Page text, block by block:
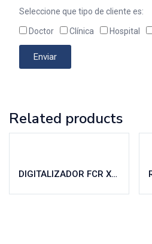
Seleccione que tipo de cliente es:
Doctor Clínica Hospital
Enviar
Related products
DIGITALIZADOR FCR XG 5000 FUJIFILM